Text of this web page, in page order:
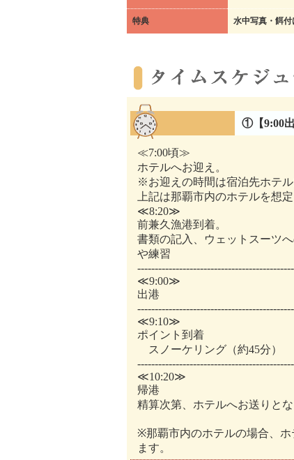
特典 水中写真・餌
①【9:00出
≪7:00頃≫
ホテルへお迎え。
※お迎えの時間は宿泊先ホテル
上記は那覇市内のホテルを想
≪8:20≫
前兼久漁港到着。
書類の記入、ウェットスーツ
や練習
≪9:00≫
出港
≪9:10≫
ポイント到着
スノーケリング（約45分）
≪10:20≫
帰港
精算次第、ホテルへお送りとな
※那覇市内のホテルの場合、ホ
ます。